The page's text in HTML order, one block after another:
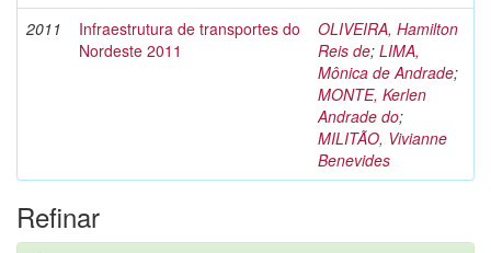
2011
Infraestrutura de transportes do
Nordeste 2011
OLIVEIRA, Hamilton
Reis de; LIMA,
Mônica de Andrade;
MONTE, Kerlen
Andrade do;
MILITÃO, Vivianne
Benevides
Refinar